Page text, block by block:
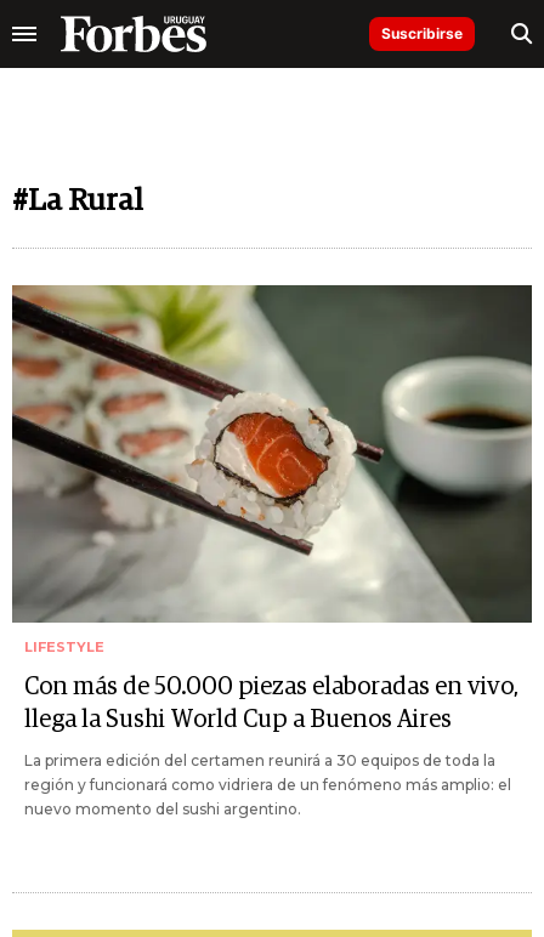
Suscribirse
#La Rural
LIFESTYLE
Con más de 50.000 piezas elaboradas en vivo,
llega la Sushi World Cup a Buenos Aires
La primera edición del certamen reunirá a 30 equipos de toda la
región y funcionará como vidriera de un fenómeno más amplio: el
nuevo momento del sushi argentino.